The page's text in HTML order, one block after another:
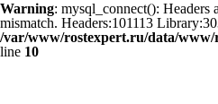
Warning: mysql_connect():
mismatch. Headers:101113
/var/www/rostexpert.ru/data/
line 10